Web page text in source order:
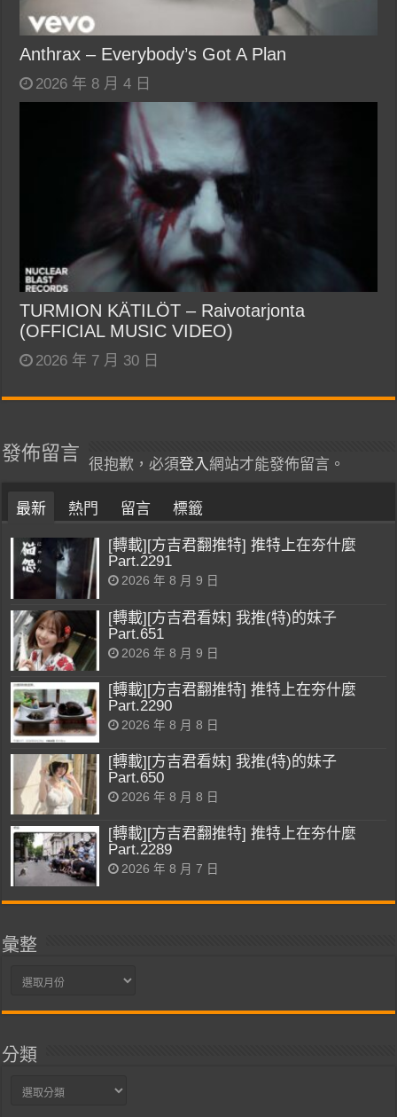
Anthrax – Everybody’s Got A Plan
2026 年 8 月 4 日
TURMION KÄTILÖT – Raivotarjonta
(OFFICIAL MUSIC VIDEO)
2026 年 7 月 30 日
發佈留言
很抱歉，必須登入網站才能發佈留言。
最新 熱門 留言 標籤
[轉載][方吉君翻推特] 推特上在夯什麼
Part.2291
2026 年 8 月 9 日
[轉載][方吉君看妹] 我推(特)的妹子
Part.651
2026 年 8 月 9 日
[轉載][方吉君翻推特] 推特上在夯什麼
Part.2290
2026 年 8 月 8 日
[轉載][方吉君看妹] 我推(特)的妹子
Part.650
2026 年 8 月 8 日
[轉載][方吉君翻推特] 推特上在夯什麼
Part.2289
2026 年 8 月 7 日
彙整
彙
分類
分